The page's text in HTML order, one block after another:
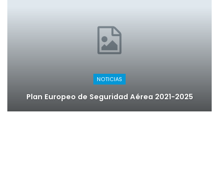
NOTICIAS
Plan Europeo de Seguridad Aérea 2021-2025